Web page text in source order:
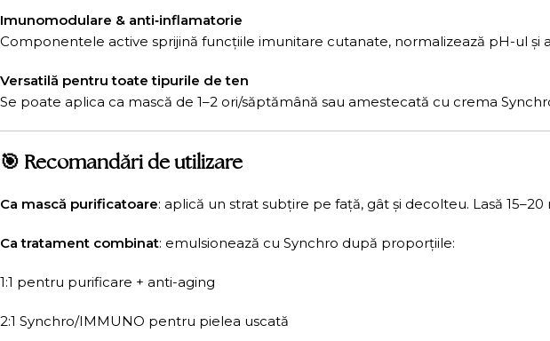
Imunomodulare & anti‑inflamatorie
Componentele active sprijină funcțiile imunitare cutanate, normalizează pH-ul și
Versatilă pentru toate tipurile de ten
Se poate aplica ca mască de 1–2 ori/săptămână sau amestecată cu crema
🎯 Recomandări de utilizare
Ca mască purificatoare: aplică un strat subțire pe față, gât și decolteu. Lasă
Ca tratament combinat: emulsionează cu Synchro după proporțiile:
1:1 pentru purificare + anti-aging
2:1 Synchro/IMMUNO pentru pielea uscată